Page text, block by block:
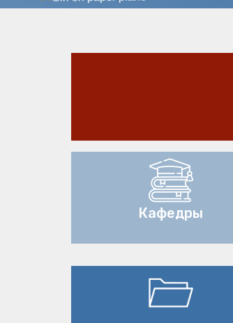
Кафедры